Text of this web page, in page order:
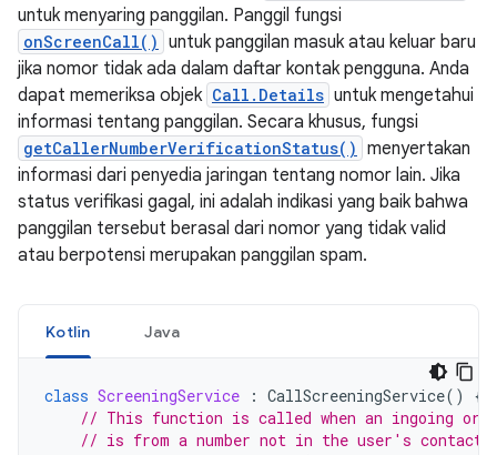
untuk menyaring panggilan. Panggil fungsi
onScreenCall() untuk panggilan masuk atau keluar baru
jika nomor tidak ada dalam daftar kontak pengguna. Anda
dapat memeriksa objek Call.Details untuk mengetahui
informasi tentang panggilan. Secara khusus, fungsi
getCallerNumberVerificationStatus() menyertakan
informasi dari penyedia jaringan tentang nomor lain. Jika
status verifikasi gagal, ini adalah indikasi yang baik bahwa
panggilan tersebut berasal dari nomor yang tidak valid
atau berpotensi merupakan panggilan spam.
Kotlin Java
class ScreeningService : CallScreeningService()
{
// This function is called when an ingoing or
// is from a number not in the user's